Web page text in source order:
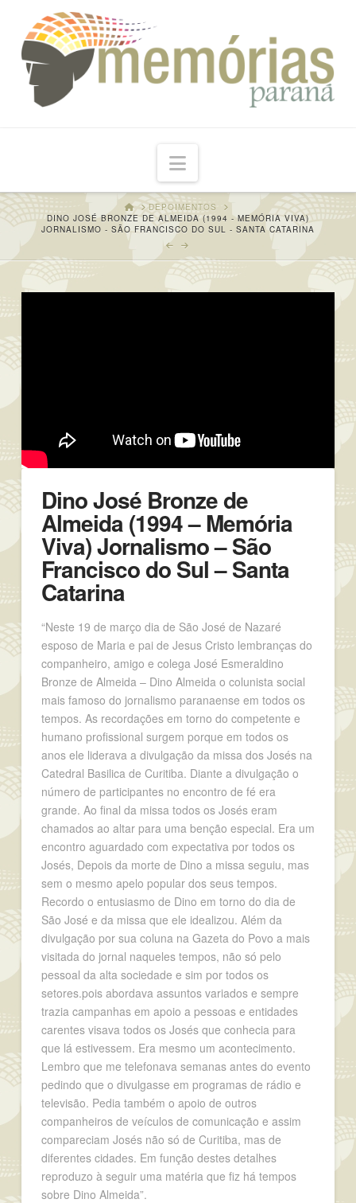
Navigation
HOMEDEPOIMENTOS
DINO JOSÉ BRONZE DE ALMEIDA (1994 - MEMÓRIA VIVA)
JORNALISMO - SÃO FRANCISCO DO SUL - SANTA CATARINA
Dino José Bronze de
Almeida (1994 – Memória
Viva) Jornalismo – São
Francisco do Sul – Santa
Catarina
“Neste 19 de março dia de São José de Nazaré
esposo de Maria e pai de Jesus Cristo lembranças do
companheiro, amigo e colega José Esmeraldino
Bronze de Almeida – Dino Almeida o colunista social
mais famoso do jornalismo paranaense em todos os
tempos. As recordações em torno do competente e
humano profissional surgem porque em todos os
anos ele liderava a divulgação da missa dos Josés na
Catedral Basilica de Curitiba. Diante a divulgação o
número de participantes no encontro de fé era
grande. Ao final da missa todos os Josés eram
chamados ao altar para uma benção especial. Era um
encontro aguardado com expectativa por todos os
Josés, Depois da morte de Dino a missa seguiu, mas
sem o mesmo apelo popular dos seus tempos.
Recordo o entusiasmo de Dino em torno do dia de
São José e da missa que ele idealizou. Além da
divulgação por sua coluna na Gazeta do Povo a mais
visitada do jornal naqueles tempos, não só pelo
pessoal da alta sociedade e sim por todos os
setores.pois abordava assuntos variados e sempre
trazia campanhas em apoio a pessoas e entidades
carentes visava todos os Josés que conhecia para
que lá estivessem. Era mesmo um acontecimento.
Lembro que me telefonava semanas antes do evento
pedindo que o divulgasse em programas de rádio e
televisão. Pedia também o apoio de outros
companheiros de veículos de comunicação e assim
compareciam Josés não só de Curitiba, mas de
diferentes cidades. Em função destes detalhes
reproduzo à seguir uma matéria que fiz há tempos
sobre Dino Almeida”.